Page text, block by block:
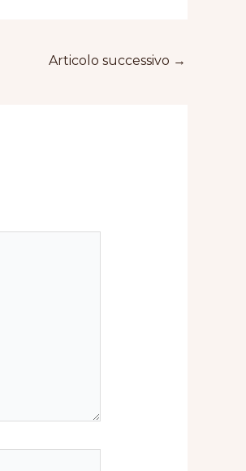
Articolo successivo →